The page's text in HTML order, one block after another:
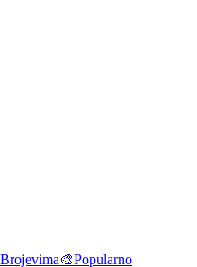
Popularno